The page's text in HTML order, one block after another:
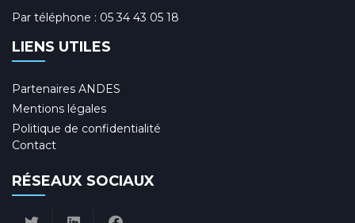
Par téléphone : 05 34 43 05 18
LIENS UTILES
Partenaires ANDES
Mentions légales
Politique de confidentialité
Contact
RÉSEAUX SOCIAUX